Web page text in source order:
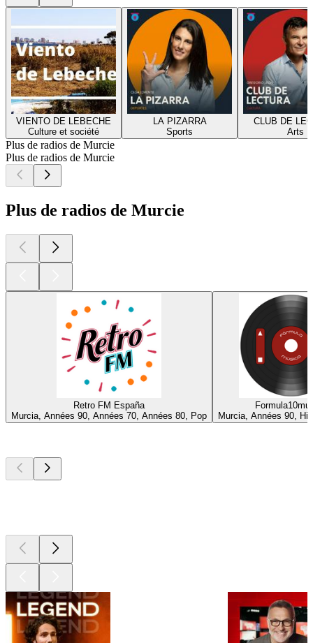
VIENTO DE LEBECHE
Culture et société
LA PIZARRA
Sports
CLUB DE
Arts
Plus de radios de Murcie
Plus de radios de Murcie
Plus de radios de Murcie
Retro FM España
Murcia, Années 90, Années 70, Années 80, Pop
Murcia, Années 90,